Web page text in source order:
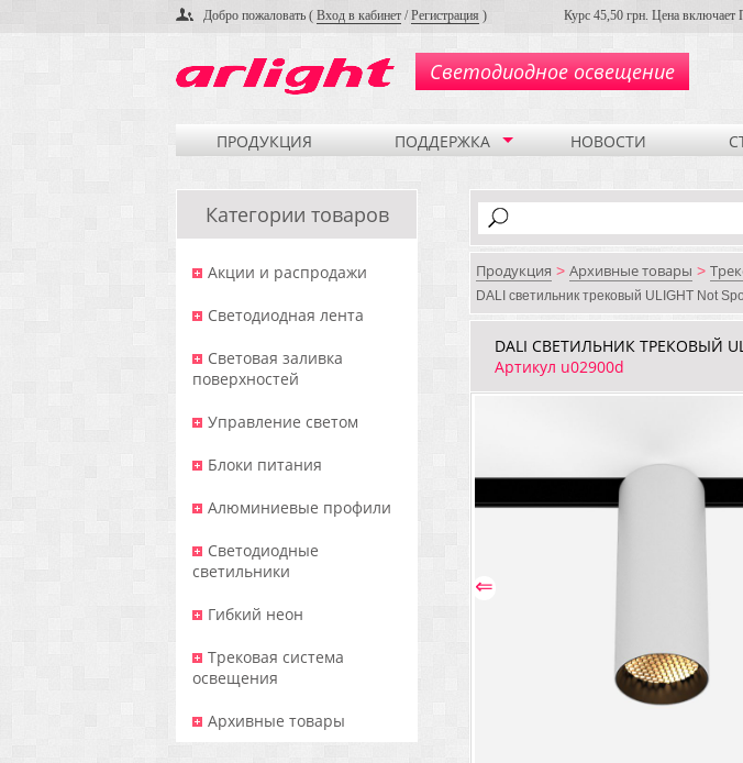
Добро пожаловать ( Вход в кабинет /Регистрация ) Курс 45,50 грн. Цена
Светодиодное освещение
ПРОДУКЦИЯ ПОДДЕРЖКА НОВОСТИ
Категории товаров
Акции и распродажи
Светодиодная лента
Световая заливка
поверхностей
Управление светом
Блоки питания
Алюминиевые профили
Светодиодные
светильники
Гибкий неон
Трековая система
освещения
Архивные товары
Продукция > Архивные товары >
DALI cветильник трековый ULIGHT Not
DALI CВЕТИЛЬНИК ТРЕКОВЫЙ
Артикул u02900d
⇐